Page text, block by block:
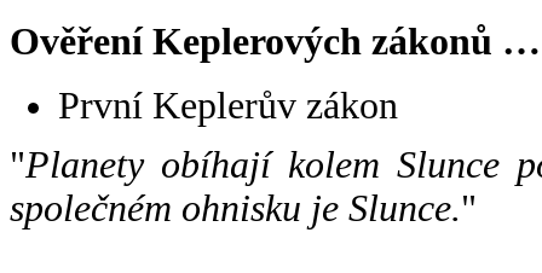
Ověření Keplerových zákonů …
První Keplerův zákon
"Planety obíhají kolem Slunce
společném ohnisku je Slunce."